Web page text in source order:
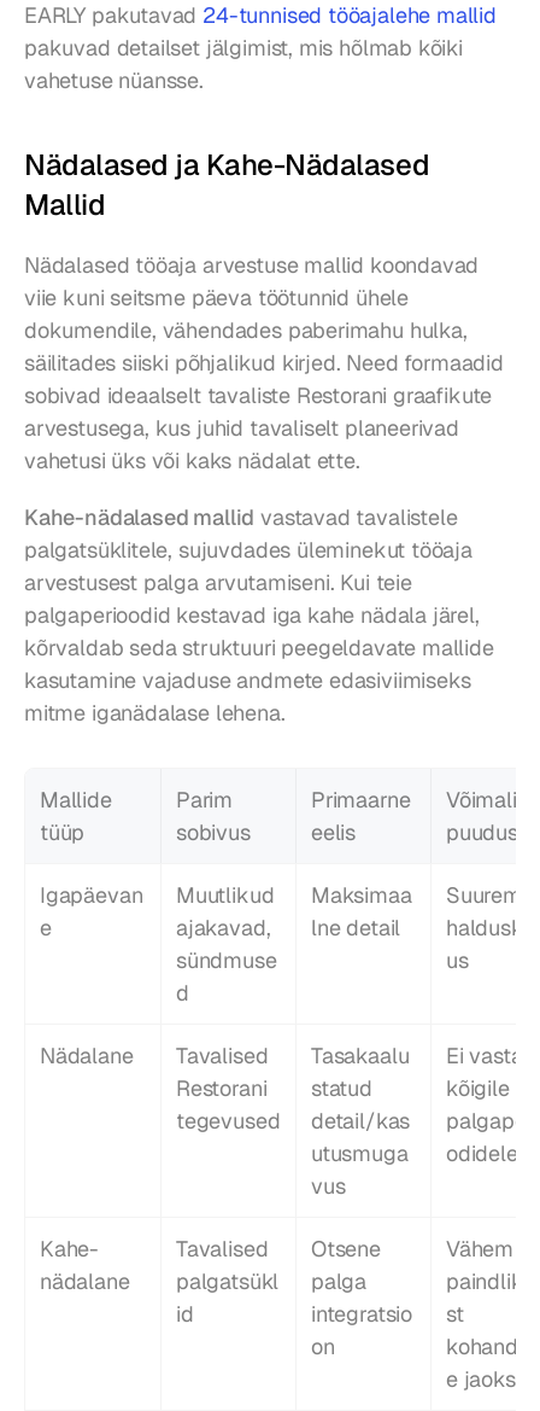
EARLY pakutavad 24-tunnised tööajalehe mallid
pakuvad detailset jälgimist, mis hõlmab kõiki
vahetuse nüansse.
Nädalased ja Kahe-Nädalased
Mallid
Nädalased tööaja arvestuse mallid koondavad
viie kuni seitsme päeva töötunnid ühele
dokumendile, vähendades paberimahu hulka,
säilitades siiski põhjalikud kirjed. Need formaadid
sobivad ideaalselt tavaliste Restorani graafikute
arvestusega, kus juhid tavaliselt planeerivad
vahetusi üks või kaks nädalat ette.
Kahe-nädalased mallid vastavad tavalistele
palgatsüklitele, sujuvdades üleminekut tööaja
arvestusest palga arvutamiseni. Kui teie
palgaperioodid kestavad iga kahe nädala järel,
kõrvaldab seda struktuuri peegeldavate mallide
kasutamine vajaduse andmete edasiviimiseks
mitme iganädalase lehena.
Mallide
tüüp
Parim
sobivus
Primaarne
eelis
Võimalik
puudus
Igapäevan
e
Muutlikud
ajakavad,
sündmuse
d
Maksimaa
lne detail
Suurem
us
Nädalane
Tavalised
Restorani
tegevused
Tasakaalu
statud
detail/kas
utusmuga
vus
Ei vasta
kõigile
odidele
Kahe-
nädalane
Tavalised
palgatsükl
id
Otsene
palga
integratsio
on
Vähem
st
e jaoks